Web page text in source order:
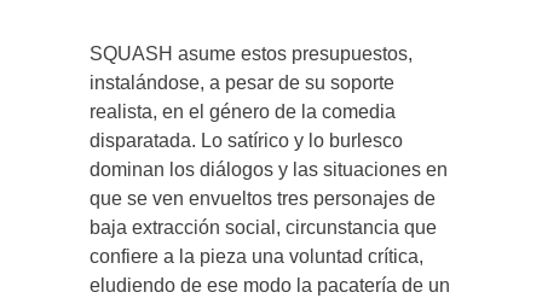
SQUASH asume estos presupuestos,
instalándose, a pesar de su soporte
realista, en el género de la comedia
disparatada. Lo satírico y lo burlesco
dominan los diálogos y las situaciones en
que se ven envueltos tres personajes de
baja extracción social, circunstancia que
confiere a la pieza una voluntad crítica,
eludiendo de ese modo la pacatería de un